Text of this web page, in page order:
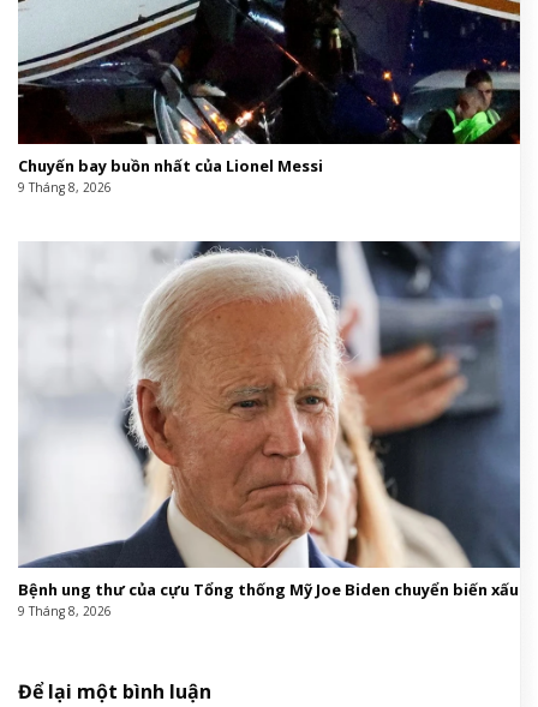
Chuyến bay buồn nhất của Lionel Messi
9 Tháng 8, 2026
Bệnh ung thư của cựu Tổng thống Mỹ Joe Biden chuyển biến xấu
9 Tháng 8, 2026
Để lại một bình luận